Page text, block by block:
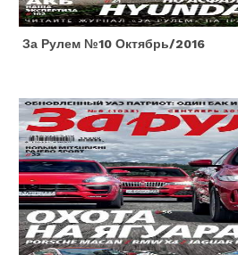
За Рулем №10 Октябрь/2016